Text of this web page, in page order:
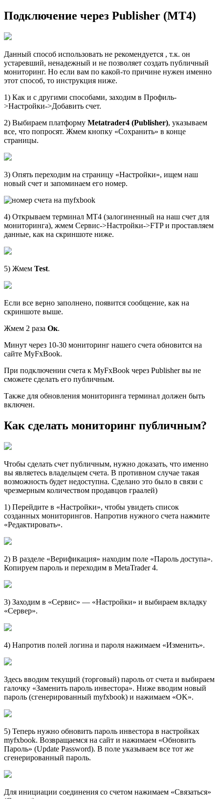
Подключение через Publisher (MT4)
Данный способ использовать не рекомендуется , т.к. он
устаревший, ненадежный и не позволяет создать публичный
мониторинг. Но если вам по какой-то причине нужен именно
этот способ, то инструкция ниже.
1) Как и с другими способами, заходим в Профиль-
>Настройки->Добавить счет.
2) Выбираем платформу Metatrader4 (Publisher), указываем
все, что попросят. Жмем кнопку «Сохранить» в конце
страницы.
3) Опять переходим на страницу «Настройки», ищем наш
новый счет и запоминаем его номер.
4) Открываем терминал МТ4 (залогиненный на наш счет для
мониторинга), жмем Сервис->Настройки->FTP и проставляем
данные, как на скриншоте ниже.
5) Жмем Test.
Если все верно заполнено, появится сообщение, как на
скриншоте выше.
Жмем 2 раза Ок.
Минут через 10-30 мониторинг нашего счета обновится на
сайте MyFxBook.
При подключении счета к MyFxBook через Publisher вы не
сможете сделать его публичным.
Также для обновления мониторинга терминал должен быть
включен.
Как сделать мониторинг публичным?
Чтобы сделать счет публичным, нужно доказать, что именно
вы являетесь владельцем счета. В противном случае такая
возможность будет недоступна. Сделано это было в связи с
чрезмерным количеством продавцов граалей)
1) Перейдите в «Настройки», чтобы увидеть список
созданных мониторингов. Напротив нужного счета нажмите
«Редактировать».
2) В разделе «Верификация» находим поле «Пароль доступа».
Копируем пароль и переходим в MetaTrader 4.
3) Заходим в «Сервис» — «Настройки» и выбираем вкладку
«Сервер».
4) Напротив полей логина и пароля нажимаем «Изменить».
Здесь вводим текущий (торговый) пароль от счета и выбираем
галочку «Заменить пароль инвестора». Ниже вводим новый
пароль (сгенерированный myfxbook) и нажимаем «ОK».
5) Теперь нужно обновить пароль инвестора в настройках
myfxbook. Возвращаемся на сайт и нажимаем «Обновить
Пароль» (Update Password). В поле указываем все тот же
сгенерированный пароль.
Для инициации соединения со счетом нажимаем «Связаться»